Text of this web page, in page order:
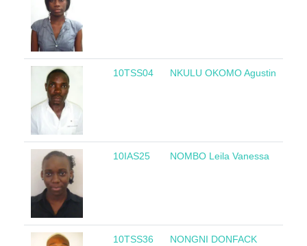
10TSS04 NKULU OKOMO Agustin
10IAS25 NOMBO Leila Vanessa
10TSS36
NONGNI DONFACK